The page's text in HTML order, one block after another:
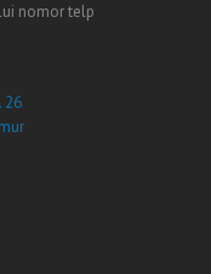
nomor telp
26